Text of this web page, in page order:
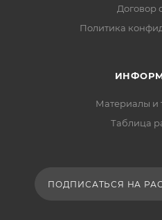
Договор
Политика
Материалы и
Таблица
ПОДПИСАТЬСЯ НА